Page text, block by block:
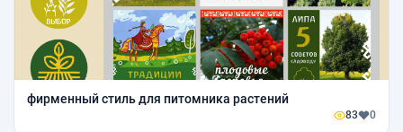
фирменный стиль для питомника растений
83 0